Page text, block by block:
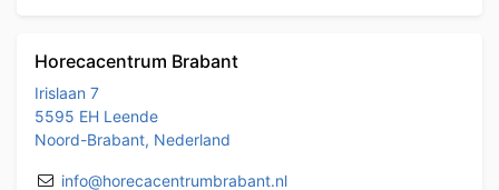
Horecacentrum Brabant
Irislaan 7
5595 EH Leende
Noord-Brabant, Nederland
info@horecacentrumbrabant.nl